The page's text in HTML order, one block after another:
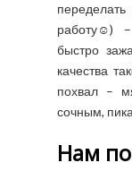
работу☺)
быстро
качества
похвал –
сочным,
Нам